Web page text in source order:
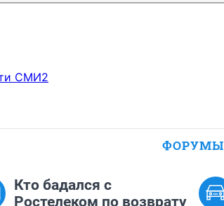
СМИ2
ФОРУМЫ
Кто бадался с
Ростелеком по возврату